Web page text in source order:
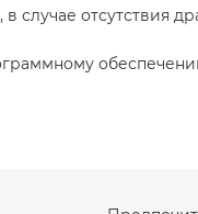
случае отсутствия